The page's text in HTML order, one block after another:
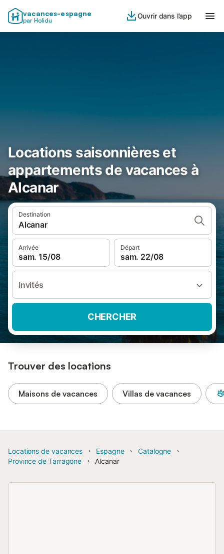
vacances-espagne
par Holidu
Ouvrir dans l’app
Locations saisonnières et
appartements de vacances à
Alcanar
Destination
Alcanar
Arrivée
sam. 15/08
Départ
sam. 22/08
Invités
CHERCHER
Trouver des locations
Maisons de vacances Villas de vacances
Locations de vacances Espagne
Catalogne
Province de Tarragone
Alcanar